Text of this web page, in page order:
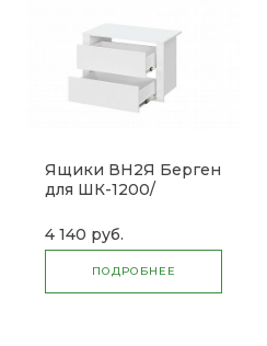
Ящики ВН2Я Берген
для ШК-1200/
4 140 руб.
ПОДРОБНЕЕ